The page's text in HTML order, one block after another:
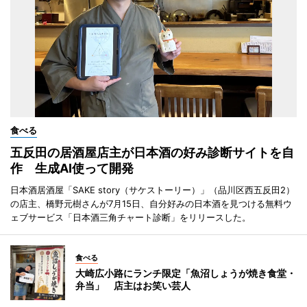
食べる
五反田の居酒屋店主が日本酒の好み診断サイトを自
作 生成AI使って開発
日本酒居酒屋「SAKE story（サケストーリー）」（品川区西五反田2）
の店主、橋野元樹さんが7月15日、自分好みの日本酒を見つける無料ウ
ェブサービス「日本酒三角チャート診断」をリリースした。
食べる
大崎広小路にランチ限定「魚沼しょうが焼き食堂・
弁当」 店主はお笑い芸人